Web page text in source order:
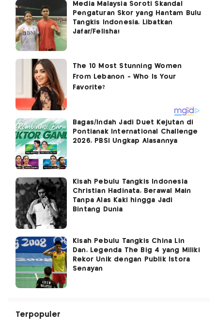
Media Malaysia Soroti Skandal
Pengaturan Skor yang Hantam Bulu
Tangkis Indonesia, Libatkan
Jafar/Felisha!
Bagas/Indah Jadi Duet Kejutan di
Pontianak International Challenge
2026, PBSI Ungkap Alasannya
Kisah Pebulu Tangkis Indonesia
Christian Hadinata, Berawal Main
Tanpa Alas Kaki hingga Jadi
Bintang Dunia
Kisah Pebulu Tangkis China Lin
Dan, Legenda The Big 4 yang Miliki
Rekor Unik dengan Publik Istora
Senayan
Terpopuler